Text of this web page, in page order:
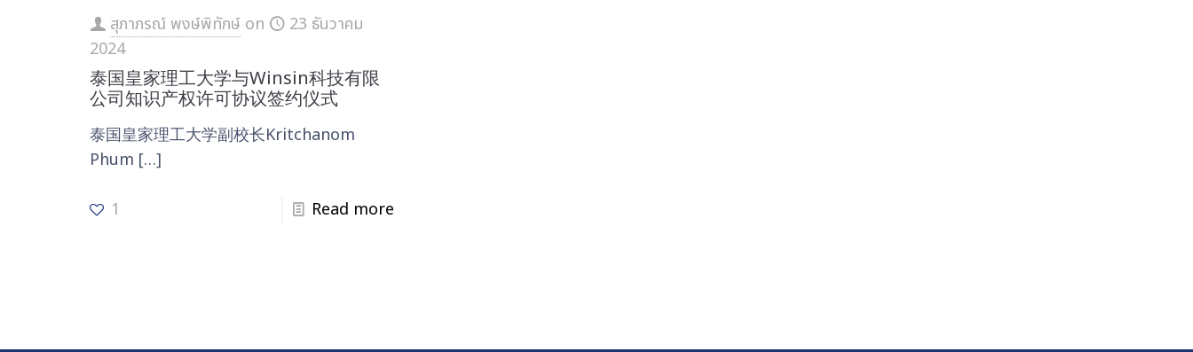
สุภาภรณ์ พงษ์พิทักษ์ on
23 ธันวาคม
2024
泰国皇家理工大学与Winsin科技有限
公司知识产权许可协议签约仪式
泰国皇家理工大学副校长Kritchanom
Phum […]
1 Read more